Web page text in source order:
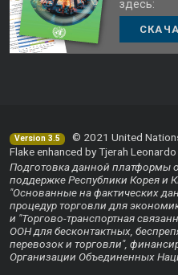
здесь:
Version 3.5
© 2021 United
Flake enhanced by Tjerah Leonardo
Подготовка данной платформы
поддержке Республики Корея и
"Основанные на фактических
процедур торговли для
и "Торгово-транспортная
ООН для бесконтактных,
перевозок и торговли",
Организации Объединенных